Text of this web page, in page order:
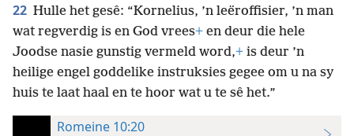
22 Hulle het gesê: “Kornelius, ’n leëroffisier, ’n man
wat regverdig is en God vrees+ en deur die hele
Joodse nasie gunstig vermeld word,+ is deur ’n
heilige engel goddelike instruksies gegee om u na sy
huis te laat haal en te hoor wat u te sê het.”
Romeine 10:20